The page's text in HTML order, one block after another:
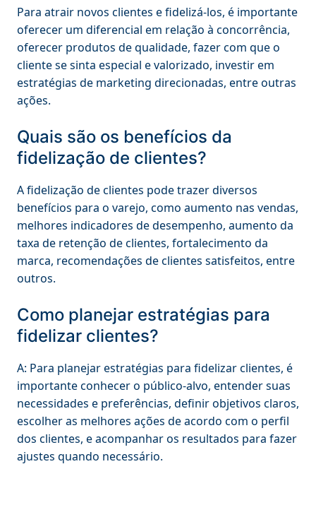
Para atrair novos clientes e fidelizá-los, é importante
oferecer um diferencial em relação à concorrência,
oferecer produtos de qualidade, fazer com que o
cliente se sinta especial e valorizado, investir em
estratégias de marketing direcionadas, entre outras
ações.
Quais são os benefícios da
fidelização de clientes?
A fidelização de clientes pode trazer diversos
benefícios para o varejo, como aumento nas vendas,
melhores indicadores de desempenho, aumento da
taxa de retenção de clientes, fortalecimento da
marca, recomendações de clientes satisfeitos, entre
outros.
Como planejar estratégias para
fidelizar clientes?
A: Para planejar estratégias para fidelizar clientes, é
importante conhecer o público-alvo, entender suas
necessidades e preferências, definir objetivos claros,
escolher as melhores ações de acordo com o perfil
dos clientes, e acompanhar os resultados para fazer
ajustes quando necessário.